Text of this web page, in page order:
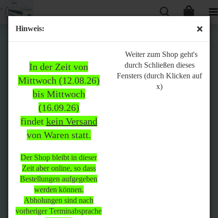
Hinweis:
In der Zeit von
Mittwoch (12.08.26)
bis Mittwoch
(16.09.26)
findet kein Versand
von Waren statt.
Der Shop bleibt in dieser
Zeit aber online, so dass
Bestellungen aufgegeben
werden können.
Abholungen sind nach
vorheriger Terminabsprache
Weiter zum Shop geht's
durch Schließen dieses
Fensters (durch Klicken auf
x)
Bitte
beachten:
In der Zeit von Mittwoch
(12.08.26) bis Mittwoch
(16.09.26)
statt.
Der Shop bleibt in dieser Zeit
aber online, so dass
Bestellungen aufgegeben
werden können.